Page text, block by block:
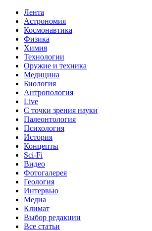
Лента
Астрономия
Космонавтика
Физика
Химия
Технологии
Оружие и техника
Медицина
Биология
Антропология
Live
С точки зрения науки
Палеонтология
Психология
История
Концепты
Sci-Fi
Видео
Фотогалерея
Геология
Интервью
Медиа
Климат
Выбор редакции
Все статьи